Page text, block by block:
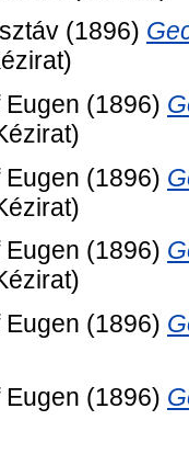
(1896)
Eugen (1896)
Eugen (1896)
Eugen (1896)
Eugen (1896)
Eugen (1896)